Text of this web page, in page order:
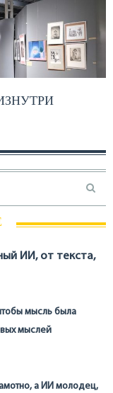
ИИ, от текста,
мысль была
мыслей
а ИИ молодец,